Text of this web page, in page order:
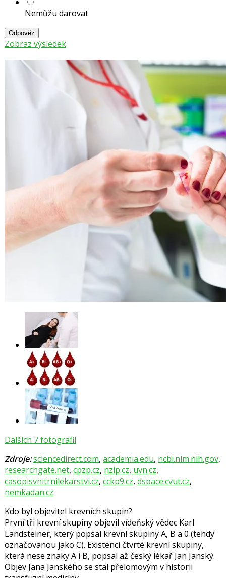
Nemůžu darovat
Odpověz
Zobraz výsledek
Dalších 7 fotografií
Zdroje:sciencedirect.com, academia.edu, ncbi.nlm.nih.gov,
researchgate.net, cpzp.cz, nzip.cz, uvn.cz,
casopisvnitrnilekarstvi.cz, cckp9.cz, dspace.cvut.cz,
nemkadan.cz
Kdo byl objevitel krevních skupin?
První tři krevní skupiny objevil vídeňský vědec Karl
Landsteiner, který popsal krevní skupiny A, B a 0 (tehdy
označovanou jako C). Existenci čtvrté krevní skupiny,
která nese znaky A i B, popsal až český lékař Jan Janský.
Objev Jana Janského se stal přelomovým v historii